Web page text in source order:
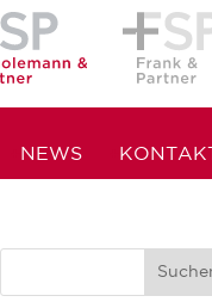
NEWS KONTAKT